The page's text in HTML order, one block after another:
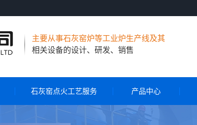
主要从事石灰窑炉等工业炉生产线及其
相关设备的设计、研发、销售
石灰窑点火工艺服务 产品中心
节能环保石灰窑